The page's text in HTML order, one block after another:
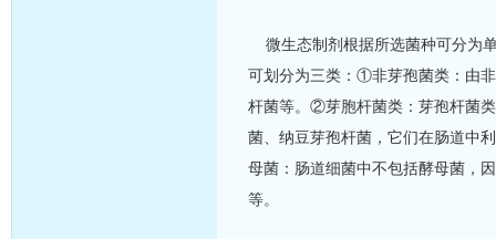
微生态制剂根据所选菌种可分为
可划分为三类：①非芽孢菌类：由
杆菌等。②芽胞杆菌类：芽孢杆菌
菌、纳豆芽孢杆菌，它们在肠道中
母菌：肠道细菌中不包括酵母菌，
等。